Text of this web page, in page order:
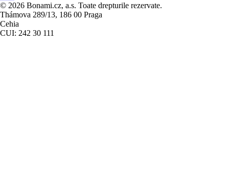
© 2026 Bonami.cz, a.s. Toate drepturile rezervate.
Thámova 289/13, 186 00 Praga
Cehia
CUI: 242 30 111